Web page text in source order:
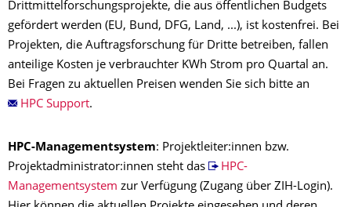
Drittmittelforschungsprojekte, die aus öffentlichen Budgets
gefördert werden (EU, Bund, DFG, Land, ...), ist kostenfrei. Bei
Projekten, die Auftragsforschung für Dritte betreiben, fallen
anteilige Kosten je verbrauchter KWh Strom pro Quartal an.
Bei Fragen zu aktuellen Preisen wenden Sie sich bitte an
HPC Support.
HPC-Managementsystem: Projektleiter:innen bzw.
Projektadministrator:innen steht das
HPC-
Managementsystem zur Verfügung (Zugang über ZIH-Login).